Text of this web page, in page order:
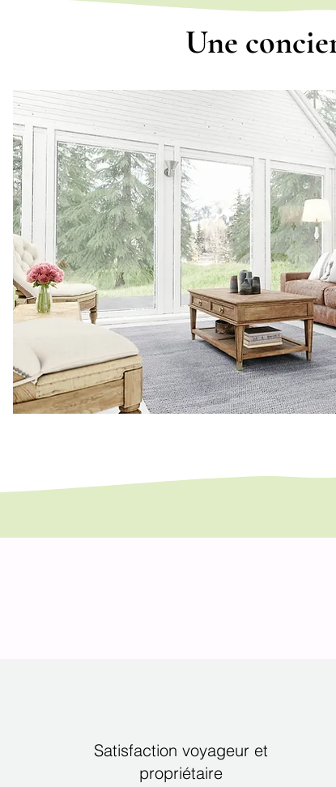
Une
Satisfaction voyageur et
propriétaire